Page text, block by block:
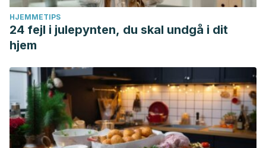
HJEMMETIPS
24 fejl i julepynten, du skal undgå i dit
hjem